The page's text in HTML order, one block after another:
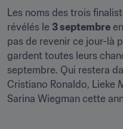
Les noms des trois
révélés le 3 septembre
pas de revenir ce jour-là
gardent toutes leurs
septembre. Qui restera
Cristiano Ronaldo, Lieke
Sarina Wiegman cette